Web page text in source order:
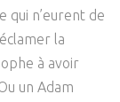
qui n’eurent de
la
à avoir
un Adam